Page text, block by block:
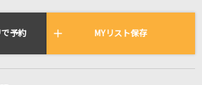
イムで歌われている曲の一覧
予約 MYリスト保存